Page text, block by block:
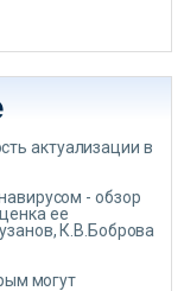
актуализации в
- обзор
ее
К.В.Боброва
могут